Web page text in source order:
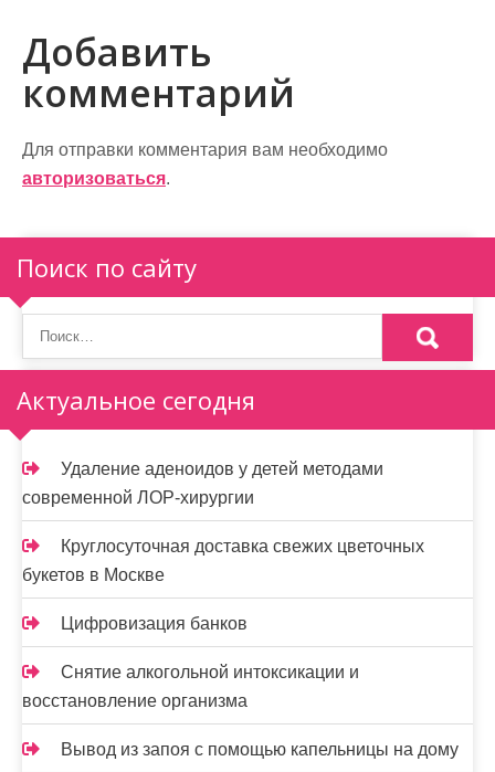
и
г
а
ц
я
п
о
з
а
п
и
с
я
м
Добавить
комментарий
Для отправки комментария вам необходимо
авторизоваться.
Поиск по сайту
Актуальное сегодня
Удаление аденоидов у детей методами
современной ЛОР-хирургии
Круглосуточная доставка свежих цветочных
букетов в Москве
Цифровизация банков
Снятие алкогольной интоксикации и
восстановление организма
Вывод из запоя с помощью капельницы на дому